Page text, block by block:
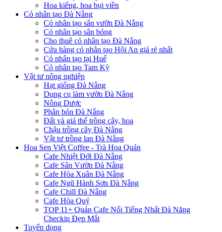
Hoa kiểng, hoa bụi viền
Cỏ nhân tạo Đà Nẵng
Cỏ nhân tạo sân vườn Đà Nẵng
Cỏ nhân tạo sân bóng
Cho thuê cỏ nhân tạo Đà Nẵng
Cửa hàng cỏ nhân tạo Hội An giá rẻ nhất
Cỏ nhân tạo tại Huế
Cỏ nhân tạo Tam Kỳ
Vật tư nông nghiệp
Hạt giống Đà Nẵng
Dụng cụ làm vườn Đà Nẵng
Nông Dược
Phân bón Đà Nẵng
Đất và giá thể trồng cây, hoa
Chậu trồng cây Đà Nẵng
Vật tư trồng lan Đà Nẵng
Hoa Sen Việt Coffee - Trà Hoa Quán
Cafe Nhiệt Đới Đà Nẵng
Cafe Sân Vườn Đà Nẵng
Cafe Hòa Xuân Đà Nẵng
Cafe Ngũ Hành Sơn Đà Nẵng
Cafe Chill Đà Nẵng
Cafe Hòa Quý
TOP 11+ Quán Cafe Nổi Tiếng Nhất Đà Năng
Checkin Đẹp Mắt
Tuyển dụng